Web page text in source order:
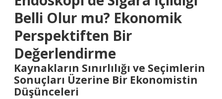
Belli Olur mu? Ekonomik
Perspektiften Bir
Değerlendirme
Kaynakların Sınırlılığı ve Seçimlerin
Sonuçları Üzerine Bir Ekonomistin
Düşünceleri